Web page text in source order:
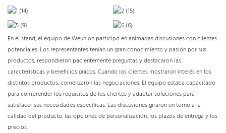
En el stand, el equipo de Weunion participó en animadas discusiones con clientes
potenciales. Los representantes tenían un gran conocimiento y pasión por sus
productos, respondieron pacientemente preguntas y destacaron las
características y beneficios únicos. Cuando los clientes mostraron interés en los
distintos productos, comenzaron las negociaciones. El equipo estaba capacitado
para comprender los requisitos de los clientes y adaptar soluciones para
satisfacer sus necesidades específicas. Las discusiones giraron en torno a la
calidad del producto, las opciones de personalización, los plazos de entrega y los
precios.